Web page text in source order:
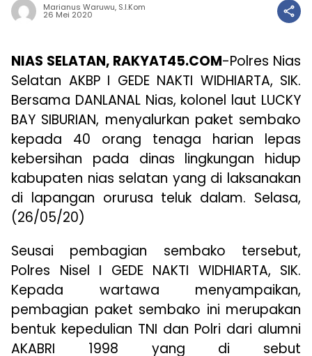
Marianus Waruwu, S.I.Kom
26 Mei 2020
NIAS SELATAN, RAKYAT45.COM-Polres Nias
Selatan AKBP I GEDE NAKTI WIDHIARTA, SIK.
Bersama DANLANAL Nias, kolonel laut LUCKY
BAY SIBURIAN, menyalurkan paket sembako
kepada 40 orang tenaga harian lepas
kebersihan pada dinas lingkungan hidup
kabupaten nias selatan yang di laksanakan
di lapangan orurusa teluk dalam. Selasa,
(26/05/20)
Seusai pembagian sembako tersebut,
Polres Nisel I GEDE NAKTI WIDHIARTA, SIK.
Kepada wartawa menyampaikan,
pembagian paket sembako ini merupakan
bentuk kepedulian TNI dan Polri dari alumni
AKABRI 1998 yang di sebut